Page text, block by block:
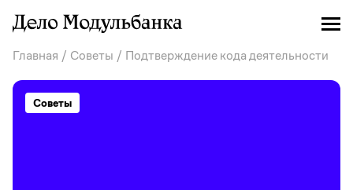
Главная / Советы / Подтверждение кода деятельности
Советы